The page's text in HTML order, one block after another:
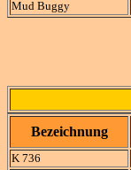
Mud Buggy
Bezeichnung
K 736